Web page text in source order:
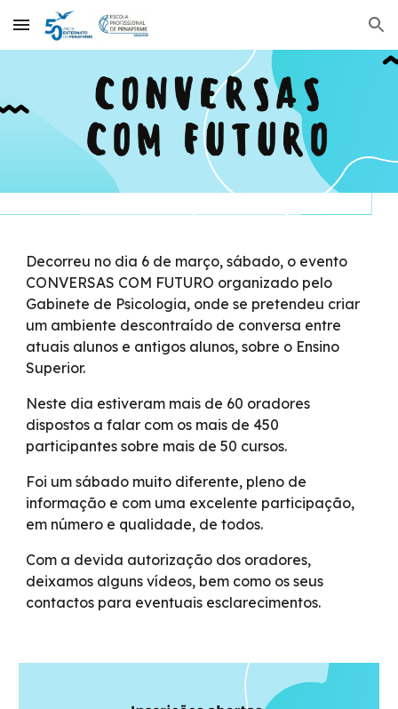
Skip to main content Skip to navigation
Decorreu no dia 6 de março, sábado, o evento
CONVERSAS COM FUTURO organizado pelo
Gabinete de Psicologia, onde se pretendeu criar
um ambiente descontraído de conversa entre
atuais alunos e antigos alunos, sobre o Ensino
Superior.
Neste dia estiveram mais de 60 oradores
dispostos a falar com os mais de 450
participantes sobre mais de 50 cursos.
Foi um sábado muito diferente, pleno de
informação e com uma excelente participação,
em número e qualidade, de todos.
Com a devida autorização dos oradores,
deixamos alguns vídeos, bem como os seus
contactos para eventuais esclarecimentos.